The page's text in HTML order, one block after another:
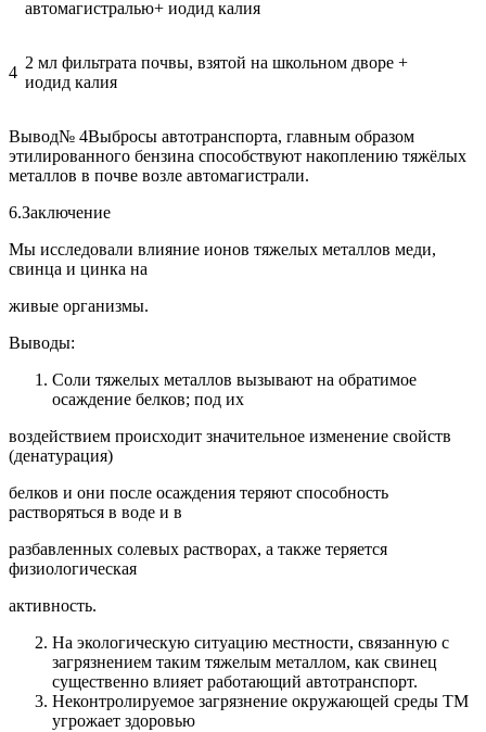
автомагистралью+ иодид калия
4
2 мл фильтрата почвы, взятой на школьном дворе +
иодид калия
Вывод№ 4Выбросы автотранспорта, главным образом
этилированного бензина способствуют накоплению тяжёлых
металлов в почве возле автомагистрали.
6.Заключение
Мы исследовали влияние ионов тяжелых металлов меди,
свинца и цинка на
живые организмы.
Выводы:
Соли тяжелых металлов вызывают на обратимое
осаждение белков; под их
воздействием происходит значительное изменение свойств
(денатурация)
белков и они после осаждения теряют способность
растворяться в воде и в
разбавленных солевых растворах, а также теряется
физиологическая
активность.
На экологическую ситуацию местности, связанную с
загрязнением таким тяжелым металлом, как свинец
существенно влияет работающий автотранспорт.
Неконтролируемое загрязнение окружающей среды ТМ
угрожает здоровью